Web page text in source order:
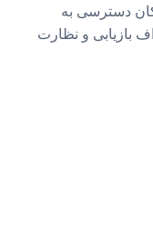
دسترسی به
بازیابی و نظارت